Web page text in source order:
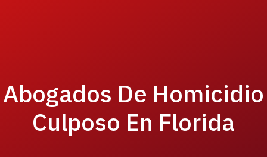
Abogados De Homicidio
Culposo En Florida